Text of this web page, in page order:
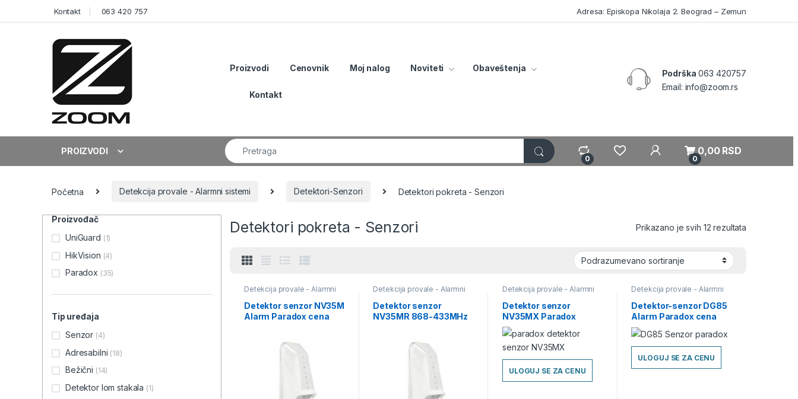
Kontakt 063 420 757 Adresa: Episkopa Nikolaja 2. Beograd – Zemun
Proizvodi Cenovnik Moj nalog Noviteti Obaveštenja
Kontakt
Podrška 063 420757
Email: info@zoom.rs
PROIZVODI
Search for:
0
My Account
0
0,00RSD
Početna Detekcija provale - Alarmni sistemi Detektori-Senzori Detektori pokreta - Senzori
Detektori pokreta - Senzori Prikazano je svih 12 rezultata
Detekcija provale - Alarmni
, Detektori pokreta -
Senzori,Detektori-Senzori
Detektor senzor NV35M
Alarm Paradox cena
Detekcija provale - Alarmni
, Detektori pokreta -
Senzori,Detektori-Senzori
Detektor senzor
NV35MR 868-433MHz
Detekcija provale - Alarmni
, Detektori pokreta -
Senzori,Detektori-Senzori
Detektor senzor
NV35MX Paradox
ULOGUJ SE ZA CENU
Detekcija provale - Alarmni
, Detektori pokreta -
Senzori,Detektori-Senzori
Detektor-senzor DG85
Alarm Paradox cena
ULOGUJ SE ZA CENU
Proizvođač
UniGuard (1)
HikVision (4)
Paradox (35)
Tip uređaja
Senzor (4)
Adresabilni (18)
Bežični (14)
Detektor lom stakala (1)